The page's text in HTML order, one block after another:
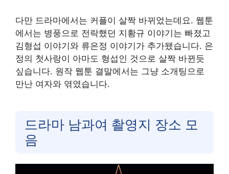
다만 드라마에서는 커플이 살짝 바뀌었는데요. 웹툰
에서는 병풍으로 전락했던 지황규 이야기는 빠졌고
김형섭 이야기와 류은정 이야기가 추가됐습니다. 은
정의 첫사랑이 아마도 형섭인 것으로 살짝 바뀐듯
싶습니다. 원작 웹툰 결말에서는 그냥 소개팅으로
만난 여자와 엮였습니다.
드라마 남과여 촬영지 장소 모
음